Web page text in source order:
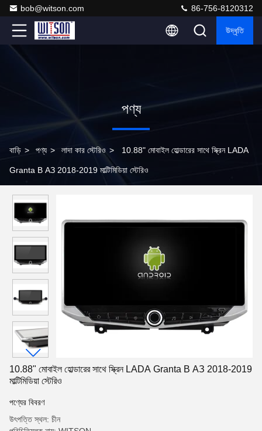
bob@witson.com 86-756-8120312
উদ্ধৃতি
পণ্য
বাড়ি > পণ্য > লাদা কার স্টেরিও > 10.88" মোবাইল হোল্ডারের সাথে স্ক্রিন LADA
Granta В АЗ 2018-2019 মাল্টিমিডিয়া স্টেরিও
10.88" মোবাইল হোল্ডারের সাথে স্ক্রিন LADA Granta В АЗ 2018-2019
মাল্টিমিডিয়া স্টেরিও
পণ্যের বিবরণ
উৎপত্তি স্থল: চীন